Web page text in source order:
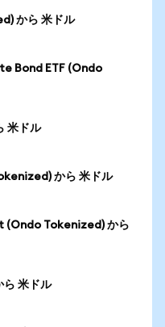
から 米ドル
Bond ETF (Ondo
米ドル
から 米ドル
Tokenized) から
米ドル